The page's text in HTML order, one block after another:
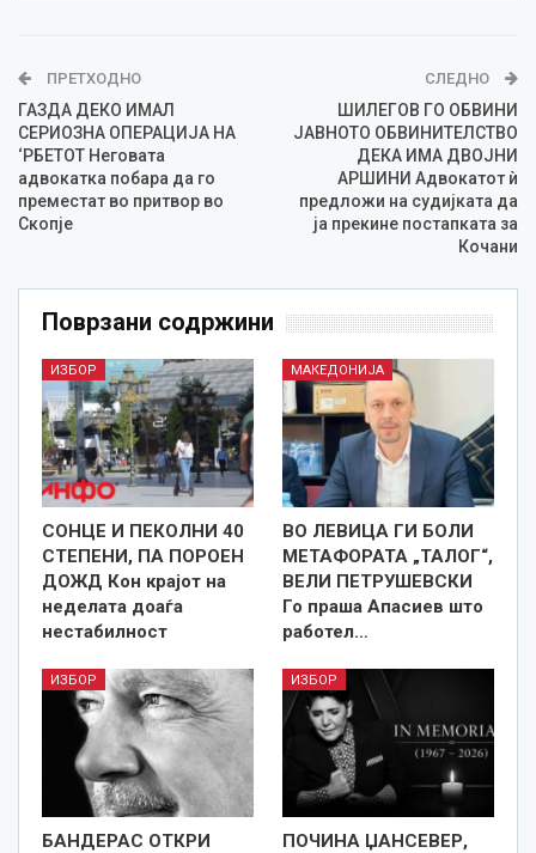
ПРЕТХОДНО
ГАЗДА ДЕКО ИМАЛ
СЕРИОЗНА ОПЕРАЦИЈА НА
‘РБЕТОТ Неговата
адвокатка побара да го
преместат во притвор во
Скопје
СЛЕДНО
ШИЛЕГОВ ГО ОБВИНИ
ЈАВНОТО ОБВИНИТЕЛСТВО
ДЕКА ИМА ДВОЈНИ
АРШИНИ Адвокатот ѝ
предложи на судијката да
ја прекине постапката за
Кочани
Поврзани содржини
ИЗБОР
СОНЦЕ И ПЕКОЛНИ 40
СТЕПЕНИ, ПА ПОРОЕН
ДОЖД Кон крајот на
неделата доаѓа
нестабилност
МАКЕДОНИЈА
ВО ЛЕВИЦА ГИ БОЛИ
МЕТАФОРАТА „ТАЛОГ“,
ВЕЛИ ПЕТРУШЕВСКИ
Го праша Апасиев што
работел…
ИЗБОР
БАНДЕРАС ОТКРИ
ИЗБОР
ПОЧИНА ЏАНСЕВЕР,